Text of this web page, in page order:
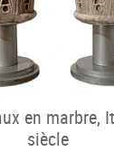
en marbre,
siècle